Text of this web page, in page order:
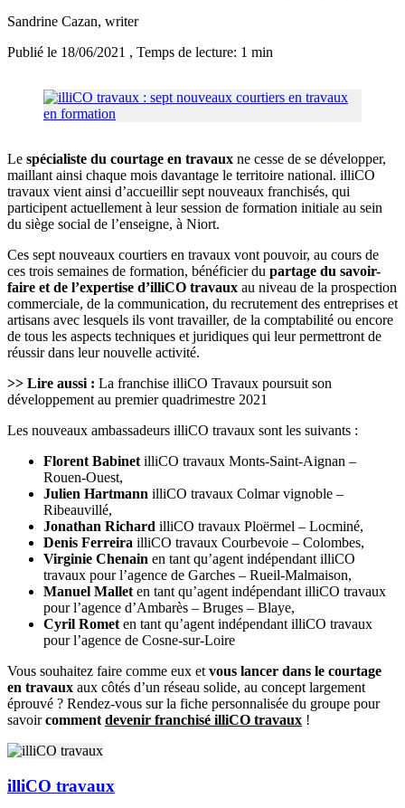
Sandrine Cazan, writer
Publié le 18/06/2021 , Temps de lecture: 1 min
Le spécialiste du courtage en travaux ne cesse de se développer,
maillant ainsi chaque mois davantage le territoire national. illiCO
travaux vient ainsi d’accueillir sept nouveaux franchisés, qui
participent actuellement à leur session de formation initiale au sein
du siège social de l’enseigne, à Niort.
Ces sept nouveaux courtiers en travaux vont pouvoir, au cours de
ces trois semaines de formation, bénéficier du partage du savoir-
faire et de l’expertise d’illiCO travaux au niveau de la prospection
commerciale, de la communication, du recrutement des entreprises et
artisans avec lesquels ils vont travailler, de la comptabilité ou encore
de tous les aspects techniques et juridiques qui leur permettront de
réussir dans leur nouvelle activité.
>> Lire aussi : La franchise illiCO Travaux poursuit son
développement au premier quadrimestre 2021
Les nouveaux ambassadeurs illiCO travaux sont les suivants :
Florent BabinetilliCO travaux Monts-Saint-Aignan –
Rouen-Ouest,
Julien Hartmann illiCO travaux Colmar vignoble –
Ribeauvillé,
Jonathan Richard illiCO travaux Ploërmel – Locminé,
Denis Ferreira illiCO travaux Courbevoie – Colombes,
Virginie Chenain en tant qu’agent indépendant illiCO
travaux pour l’agence de Garches – Rueil-Malmaison,
Manuel Malleten tant qu’agent indépendant illiCO travaux
pour l’agence d’Ambarès – Bruges – Blaye,
Cyril Rometen tant qu’agent indépendant illiCO travaux
pour l’agence de Cosne-sur-Loire
Vous souhaitez faire comme eux etvous lancer dans le courtage
en travaux aux côtés d’un réseau solide, au concept largement
éprouvé ? Rendez-vous sur la fiche personnalisée du groupe pour
savoircommentdevenir franchisé illiCO travaux !
illiCO travaux